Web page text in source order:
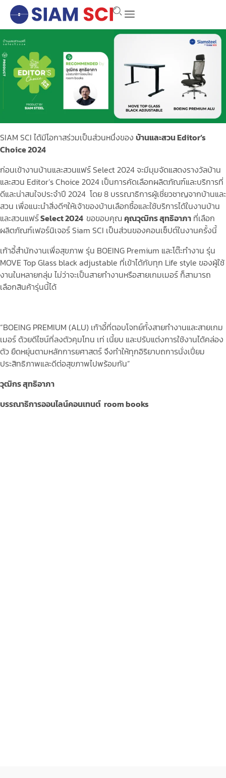
SIAM SCI ได้มีโอกาสร่วมเป็นส่วนหนึ่งของ บ้านและสวนEditor’s
Choice 2024
ก่อนเข้างานบ้านและสวนแฟร์ Select 2024 จะมีมุมจัดแสดงรางวัลบ้าน
และสวน Editor’s Choice 2024 เป็นการคัดเลือกผลิตภัณฑ์และบริการที่
ดีและน่าสนใจประจำปี 2024 โดย 8 บรรณาธิการผู้เชี่ยวชาญจากบ้านและ
สวน เพื่อแนะนำสิ่งดีๆให้เจ้าของบ้านเลือกซื้อและใช้บริการได้ในงานบ้าน
และสวนแฟร์Select 2024 ขอขอบคุณคุณวุฒิกร สุทธิอาภา ที่เลือก
ผลิตภัณฑ์เฟอร์นิเจอร์ Siam SCI เป็นส่วนของคอนเซ็ปต์ในงานครั้งนี้
เก้าอี้สำนักงานเพื่อสุขภาพ รุ่น BOEING Premium และโต๊ะทำงาน รุ่น
MOVE Top Glass black adjustable ที่เข้าได้กับทุก Life style ของผู้ใช้
งานในหลายกลุ่ม ไม่ว่าจะเป็นสายทำงานหรือสายเกมเมอร์ ก็สามารถ
เลือกสินค้ารุ่นนี้ได้
“BOEING PREMIUM (ALU) เก้าอี้ที่ตอบโจทย์ทั้งสายทำงานและสายเกม
เมอร์ ด้วยดีไซน์ที่ลงตัวคุมโทน เท่ เนี้ยบ และปรับแต่งการใช้งานได้คล่อง
ตัว ยืดหยุ่นตามหลักการยศาสตร์ จึงทำให้ทุกอิริยาบถการนั่งเปี่ยม
ประสิทธิภาพและดีต่อสุขภาพไปพร้อมกัน”
วุฒิกร สุทธิอาภา
บรรณาธิการออนไลน์คอนเทนต์ room books